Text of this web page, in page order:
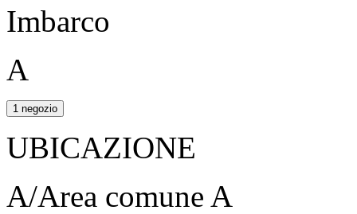
Imbarco
A
1 negozio
UBICAZIONE
A/Area comune A